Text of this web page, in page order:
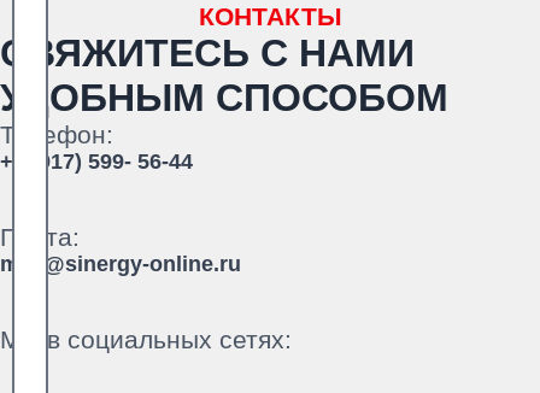
КОНТАКТЫ
СВЯЖИТЕСЬ С НАМИ
УДОБНЫМ СПОСОБОМ
Телефон:
+7 (917) 599- 56-44
Почта:
mail@sinergy-online.ru
Мы в социальных сетях: